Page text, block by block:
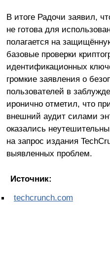
В итоге Радочи заявил,
не готова для
полагается на
базовые проверки
идентификационных
громкие заявления о
пользователей в
иронично отметил, что
внешний аудит силами
оказались
на запрос издания
выявленных проблем.
Источник:
techcrunch.com